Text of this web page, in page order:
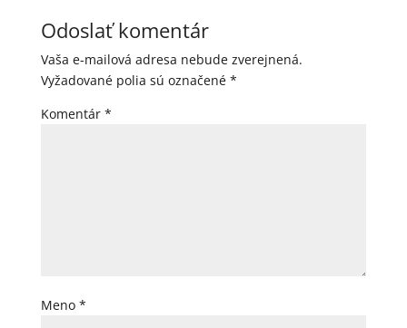
Odoslať komentár
Vaša e-mailová adresa nebude zverejnená.
Vyžadované polia sú označené *
Komentár *
Meno *